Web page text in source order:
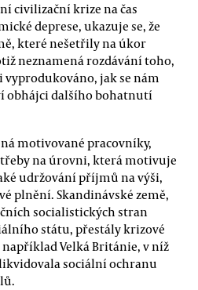
civilizační krize na čas
deprese, ukazuje se, že
které nešetřily na úkor
neznamená rozdávání toho,
vyprodukováno, jak se nám
obhájci dalšího bohatnutí
motivované pracovníky,
na úrovni, která motivuje
udržování příjmů na výši,
plnění. Skandinávské země,
socialistických stran
státu, přestály krizové
Velká Británie, v níž
sociální ochranu